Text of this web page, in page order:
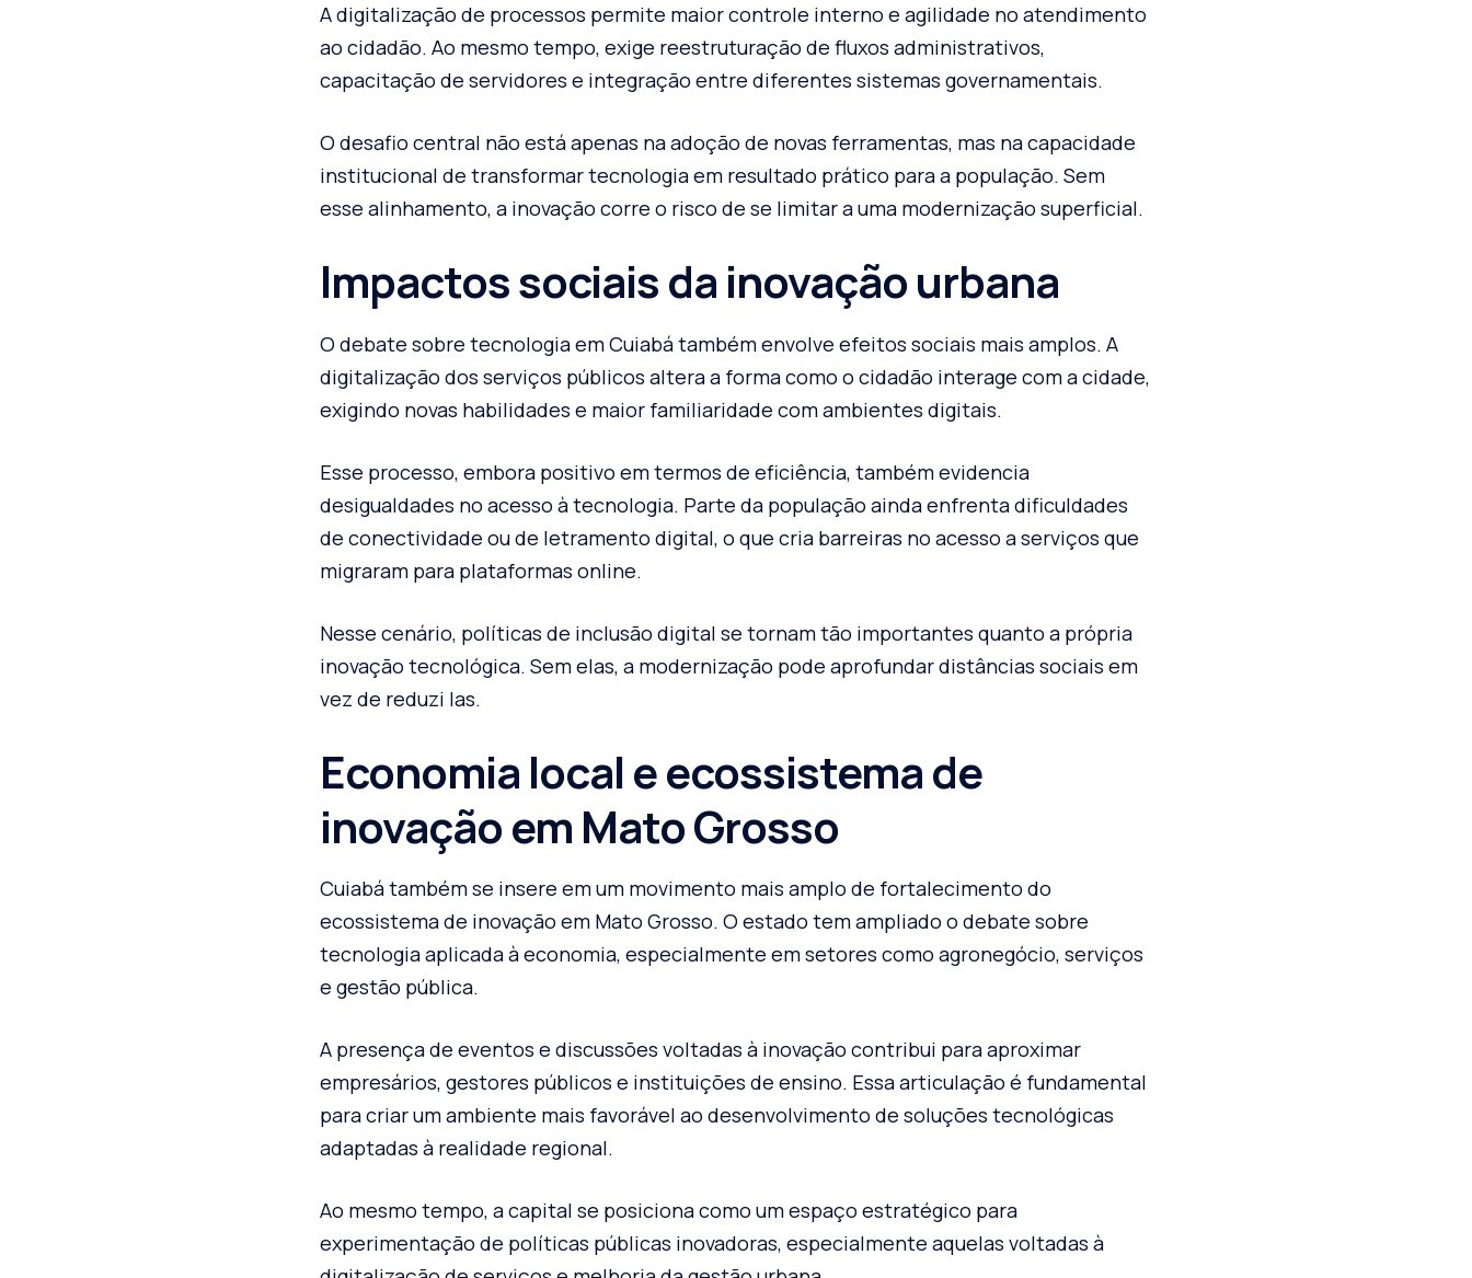
A digitalização de processos permite maior controle interno e agilidade no atendimento
ao cidadão. Ao mesmo tempo, exige reestruturação de fluxos administrativos,
capacitação de servidores e integração entre diferentes sistemas governamentais.
O desafio central não está apenas na adoção de novas ferramentas, mas na capacidade
institucional de transformar tecnologia em resultado prático para a população. Sem
esse alinhamento, a inovação corre o risco de se limitar a uma modernização superficial.
Impactos sociais da inovação urbana
O debate sobre tecnologia em Cuiabá também envolve efeitos sociais mais amplos. A
digitalização dos serviços públicos altera a forma como o cidadão interage com a cidade,
exigindo novas habilidades e maior familiaridade com ambientes digitais.
Esse processo, embora positivo em termos de eficiência, também evidencia
desigualdades no acesso à tecnologia. Parte da população ainda enfrenta dificuldades
de conectividade ou de letramento digital, o que cria barreiras no acesso a serviços que
migraram para plataformas online.
Nesse cenário, políticas de inclusão digital se tornam tão importantes quanto a própria
inovação tecnológica. Sem elas, a modernização pode aprofundar distâncias sociais em
vez de reduzi las.
Economia local e ecossistema de
inovação em Mato Grosso
Cuiabá também se insere em um movimento mais amplo de fortalecimento do
ecossistema de inovação em Mato Grosso. O estado tem ampliado o debate sobre
tecnologia aplicada à economia, especialmente em setores como agronegócio, serviços
e gestão pública.
A presença de eventos e discussões voltadas à inovação contribui para aproximar
empresários, gestores públicos e instituições de ensino. Essa articulação é fundamental
para criar um ambiente mais favorável ao desenvolvimento de soluções tecnológicas
adaptadas à realidade regional.
Ao mesmo tempo, a capital se posiciona como um espaço estratégico para
experimentação de políticas públicas inovadoras, especialmente aquelas voltadas à